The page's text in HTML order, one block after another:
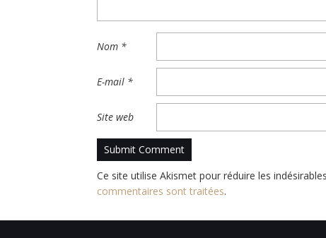
Nom *
E-mail *
Site web
Ce site utilise Akismet pour réduire les
commentaires sont traitées.